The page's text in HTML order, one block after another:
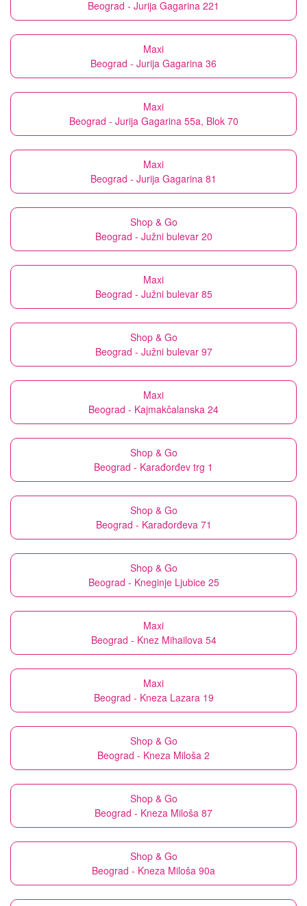
Beograd - Jurija Gagarina 221
Maxi
Beograd - Jurija Gagarina 36
Maxi
Beograd - Jurija Gagarina 55a, Blok 70
Maxi
Beograd - Jurija Gagarina 81
Shop & Go
Beograd - Južni bulevar 20
Maxi
Beograd - Južni bulevar 85
Shop & Go
Beograd - Južni bulevar 97
Maxi
Beograd - Kajmakčalanska 24
Shop & Go
Beograd - Karađorđev trg 1
Shop & Go
Beograd - Karađorđeva 71
Shop & Go
Beograd - Kneginje Ljubice 25
Maxi
Beograd - Knez Mihailova 54
Maxi
Beograd - Kneza Lazara 19
Shop & Go
Beograd - Kneza Miloša 2
Shop & Go
Beograd - Kneza Miloša 87
Shop & Go
Beograd - Kneza Miloša 90a